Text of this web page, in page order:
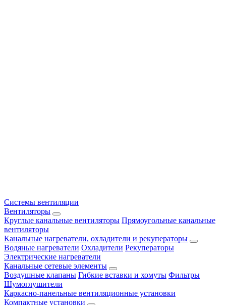
Системы вентиляции
Вентиляторы
Круглые канальные вентиляторы Прямоугольные канальные
вентиляторы
Канальные нагреватели, охладители и рекуператоры
Водяные нагреватели Охладители Рекуператоры
Электрические нагреватели
Канальные сетевые элементы
Воздушные клапаны Гибкие вставки и хомуты Фильтры
Шумоглушители
Каркасно-панельные вентиляционные установки
Компактные установки